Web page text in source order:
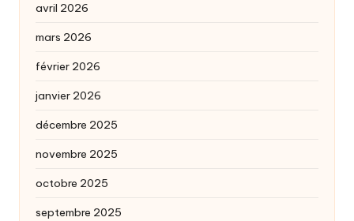
avril 2026
mars 2026
février 2026
janvier 2026
décembre 2025
novembre 2025
octobre 2025
septembre 2025